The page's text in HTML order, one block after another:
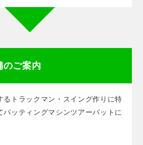
のご案内
るトラックマン・スイング作りに特
パッティングマシンツアーパットに